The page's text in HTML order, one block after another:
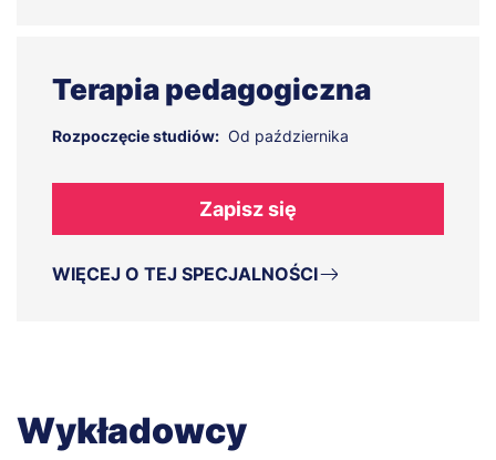
Terapia pedagogiczna
Rozpoczęcie studiów: Od października
Zapisz się
WIĘCEJ O TEJ SPECJALNOŚCI
Wykładowcy